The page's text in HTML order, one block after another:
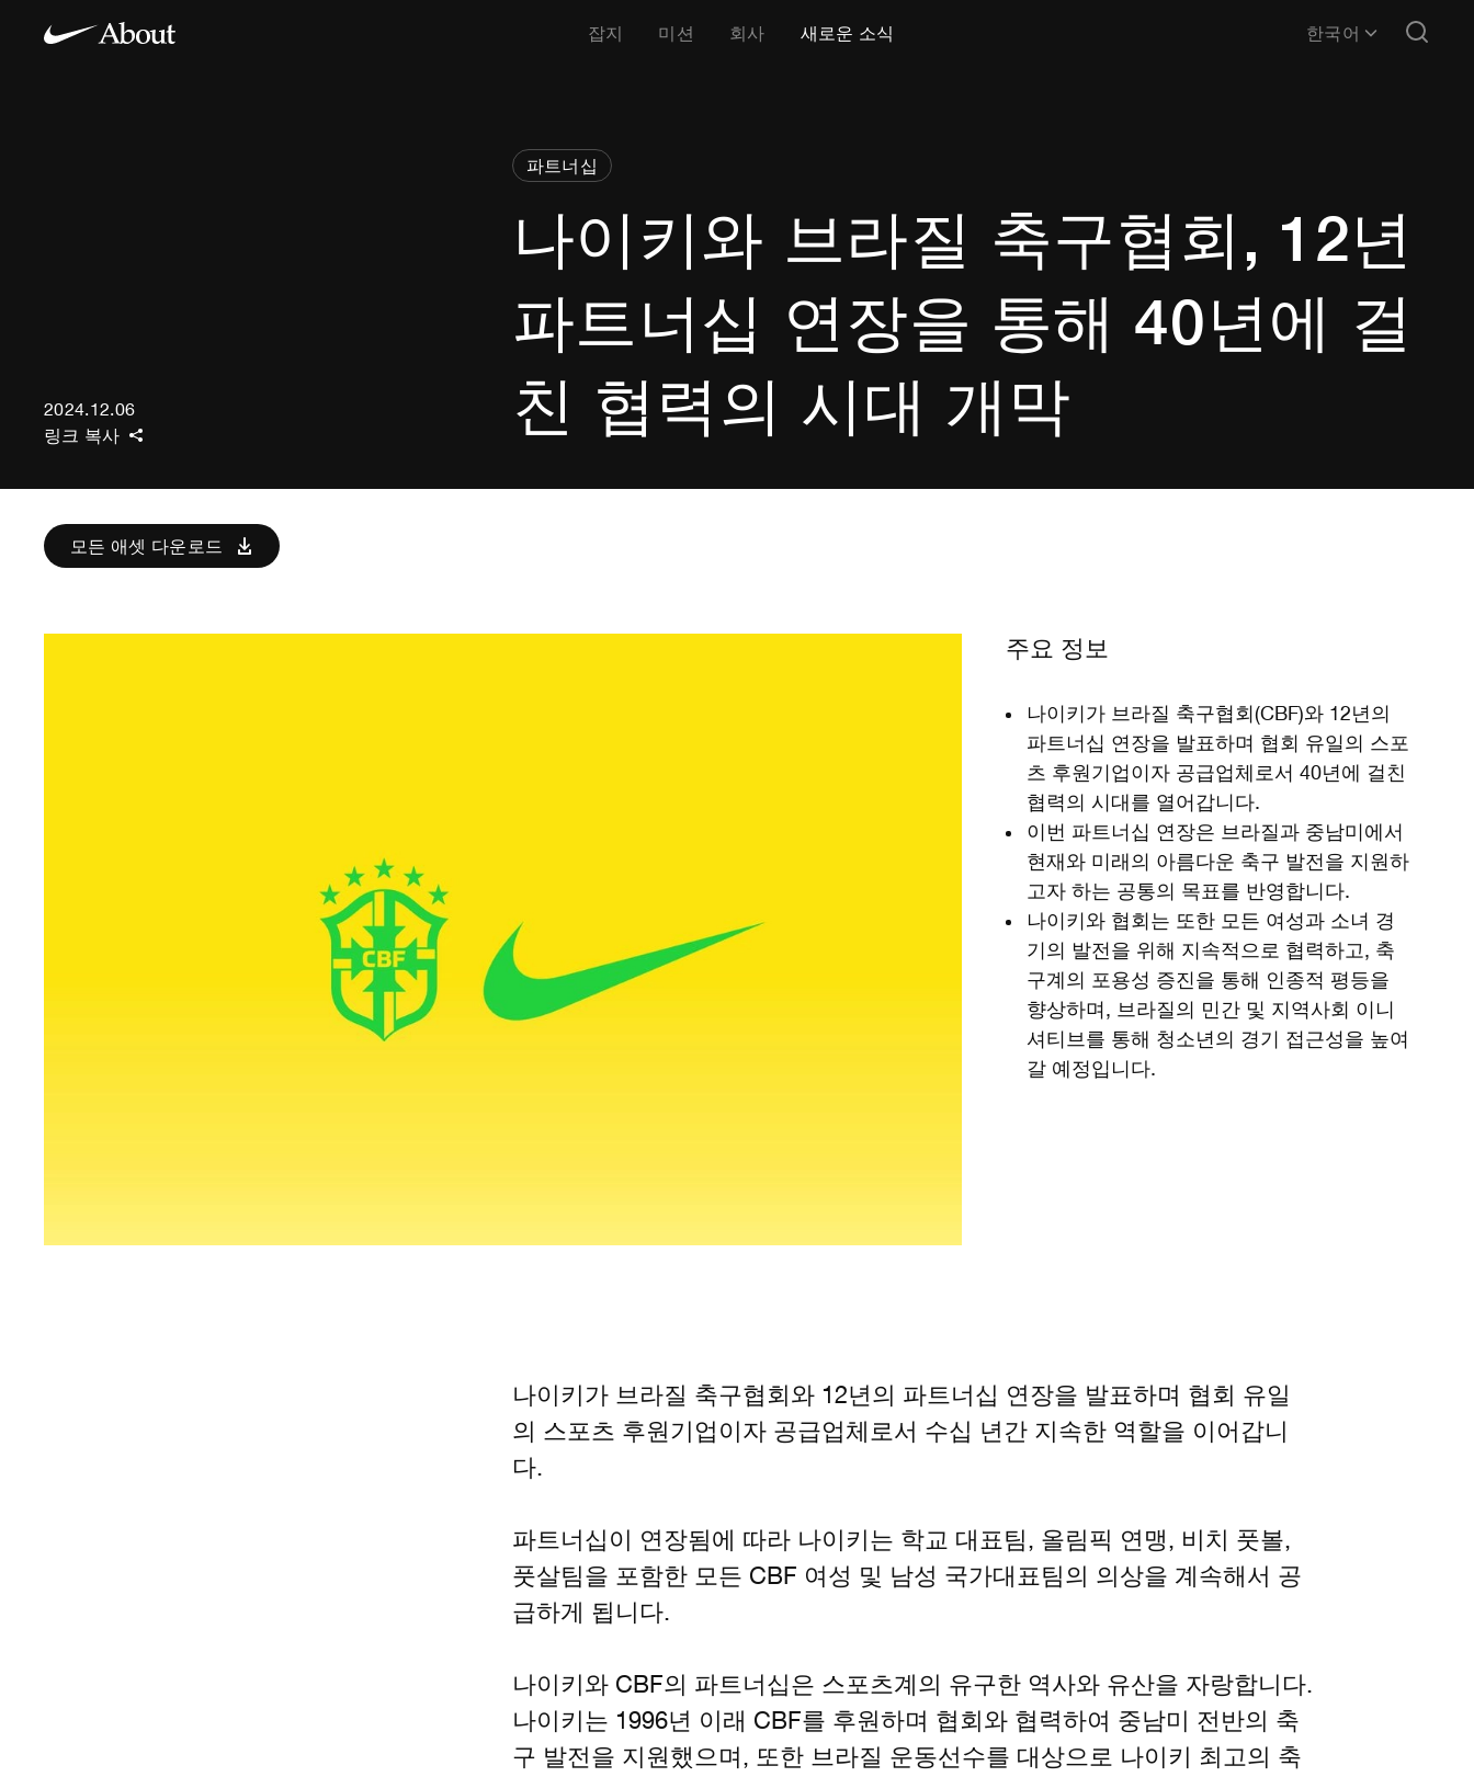
잡지 미션 회사 새로운 소식 한국어
파트너십
나이키와 브라질 축구협회, 12년
파트너십 연장을 통해 40년에 걸
친 협력의 시대 개막
2024.12.06
링크 복사
모든 애셋 다운로드
주요 정보
나이키가 브라질 축구협회(CBF)와 12년의
파트너십 연장을 발표하며 협회 유일의 스포
츠 후원기업이자 공급업체로서 40년에 걸친
협력의 시대를 열어갑니다.
이번 파트너십 연장은 브라질과 중남미에서
현재와 미래의 아름다운 축구 발전을 지원하
고자 하는 공통의 목표를 반영합니다.
나이키와 협회는 또한 모든 여성과 소녀 경
기의 발전을 위해 지속적으로 협력하고, 축
구계의 포용성 증진을 통해 인종적 평등을
향상하며, 브라질의 민간 및 지역사회 이니
셔티브를 통해 청소년의 경기 접근성을 높여
갈 예정입니다.
나이키가 브라질 축구협회와 12년의 파트너십 연장을 발표하며 협회 유일
의 스포츠 후원기업이자 공급업체로서 수십 년간 지속한 역할을 이어갑니
다.
파트너십이 연장됨에 따라 나이키는 학교 대표팀, 올림픽 연맹, 비치 풋볼,
풋살팀을 포함한 모든 CBF 여성 및 남성 국가대표팀의 의상을 계속해서 공
급하게 됩니다.
나이키와 CBF의 파트너십은 스포츠계의 유구한 역사와 유산을 자랑합니다.
나이키는 1996년 이래 CBF를 후원하며 협회와 협력하여 중남미 전반의 축
구 발전을 지원했으며, 또한 브라질 운동선수를 대상으로 나이키 최고의 축